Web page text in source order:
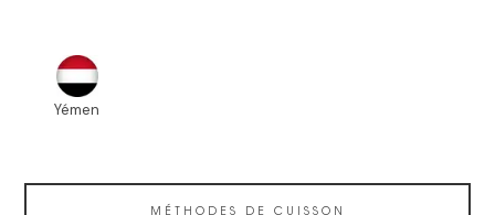
Yémen
MÉTHODES DE CUISSON